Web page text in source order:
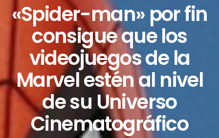
«Spider-man» por fin
consigue que los
videojuegos de la
Marvel estén al nivel
de su Universo
Cinematográfico